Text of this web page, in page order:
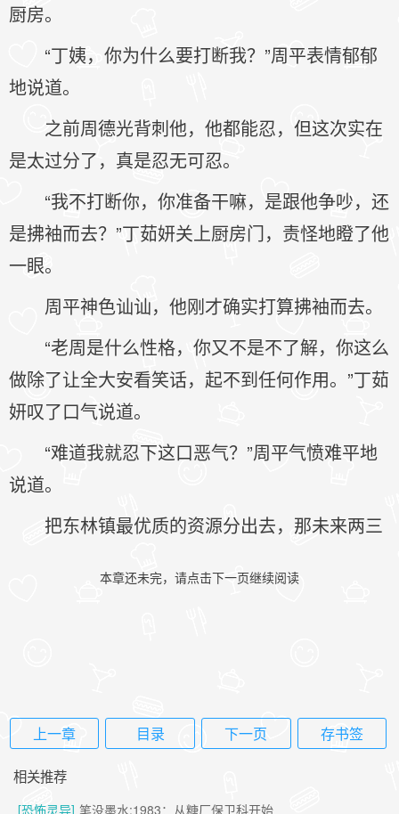
厨房。
“丁姨，你为什么要打断我？”周平表情郁郁
地说道。
之前周德光背刺他，他都能忍，但这次实在
是太过分了，真是忍无可忍。
“我不打断你，你准备干嘛，是跟他争吵，还
是拂袖而去？”丁茹妍关上厨房门，责怪地瞪了他
一眼。
周平神色讪讪，他刚才确实打算拂袖而去。
“老周是什么性格，你又不是不了解，你这么
做除了让全大安看笑话，起不到任何作用。”丁茹
妍叹了口气说道。
“难道我就忍下这口恶气？”周平气愤难平地
说道。
把东林镇最优质的资源分出去，那未来两三
本章还未完，请点击下一页继续阅读
上一章 目录 下一页 存书签
相关推荐
[恐怖灵异] 笔没墨水:1983：从糖厂保卫科开始